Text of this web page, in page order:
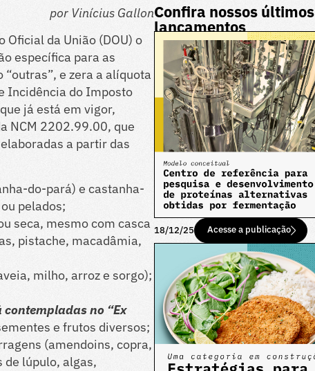
por Vinícius Gallon
da União (DOU) o
específica para as
e zera a alíquota
Incidência do Imposto
já está em vigor,
NCM 2202.99.00, que
a partir das
do-pará) e castanha-
pelados;
seca, mesmo com casca
pistache, macadâmia,
milho, arroz e sorgo);
contempladas no “Ex
e frutos diversos;
(amendoins, copra,
de lúpulo, algas,
Confira nossos últimos
lançamentos
18/12/25 Acesse a publicação